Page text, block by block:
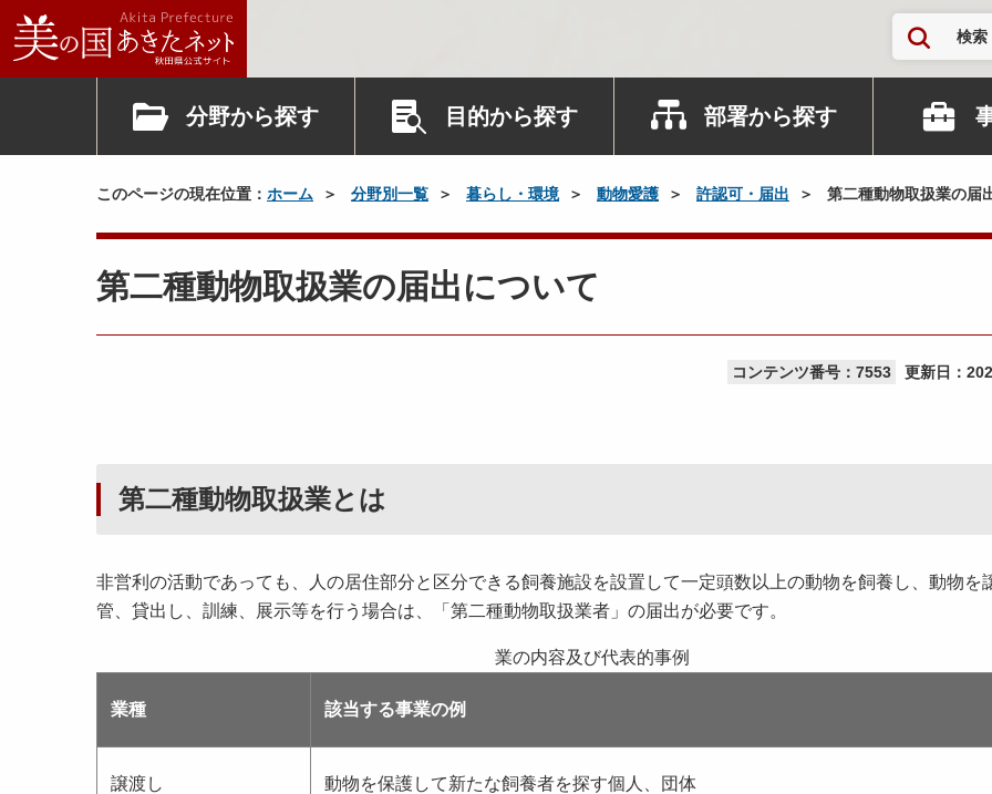
検索
分野から探す 目的から探す 部署から探す
このページの現在位置： ホーム 分野別一覧 暮らし・環境 動物愛護 許認可・届出 第二種動物取扱業の届
第二種動物取扱業の届出について
コンテンツ番号：7553 更新日：
第二種動物取扱業とは
非営利の活動であっても、人の居住部分と区分できる飼養施設を設置して一定頭数以上の動物を飼養し、動物を
管、貸出し、訓練、展示等を行う場合は、「第二種動物取扱業者」の届出が必要です。
業種 該当する事業の例
業の内容及び代表的事例
譲渡し 動物を保護して新たな飼養者を探す個人、団体